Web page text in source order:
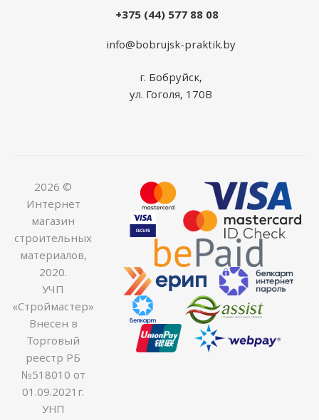
+375 (44) 577 88 08
info@bobrujsk-praktik.by
г. Бобруйск,
ул. Гоголя, 170В
2026 ©
Интернет
магазин
строительных
материалов,
2020.
УЧП
«Строймастер»
Внесен в
Торговый
реестр РБ
№518010 от
01.09.2021г.
УНП